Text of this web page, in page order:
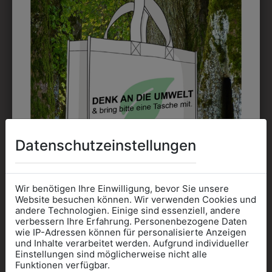
EMBLEM
Kann gestickt oder bedruckt werden. Sehr vielseitig
einsetzbar und beim Sticken wieder ab 1 Stück
möglich.
DRUCK
kostet jede Farbe extra und ist erst ab 12 Stück
DAS KÖNNTE IHNEN
Datenschutzeinstellungen
Wir benötigen Ihre Einwilligung, bevor Sie unsere
Website besuchen können. Wir verwenden Cookies und
andere Technologien. Einige sind essenziell, andere
verbessern Ihre Erfahrung. Personenbezogene Daten
wie IP-Adressen können für personalisierte Anzeigen
und Inhalte verarbeitet werden. Aufgrund individueller
Einstellungen sind möglicherweise nicht alle
Funktionen verfügbar.
Informationen wenn Sie
Kleidung